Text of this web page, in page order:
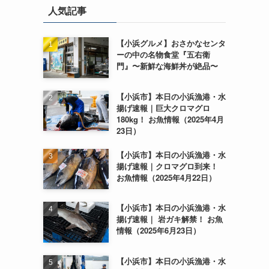
人気記事
【小浜グルメ】おさかなセンタ
ーの中の名物食堂『五右衛
門』〜新鮮な海鮮丼が絶品〜
【小浜市】本日の小浜漁港・水
揚げ速報｜巨大クロマグロ
180kg！ お魚情報（2025年4月
23日）
【小浜市】本日の小浜漁港・水
揚げ速報｜クロマグロ到来！
お魚情報（2025年4月22日）
【小浜市】本日の小浜漁港・水
揚げ速報｜ 岩ガキ解禁！ お魚
情報（2025年6月23日）
【小浜市】本日の小浜漁港・水